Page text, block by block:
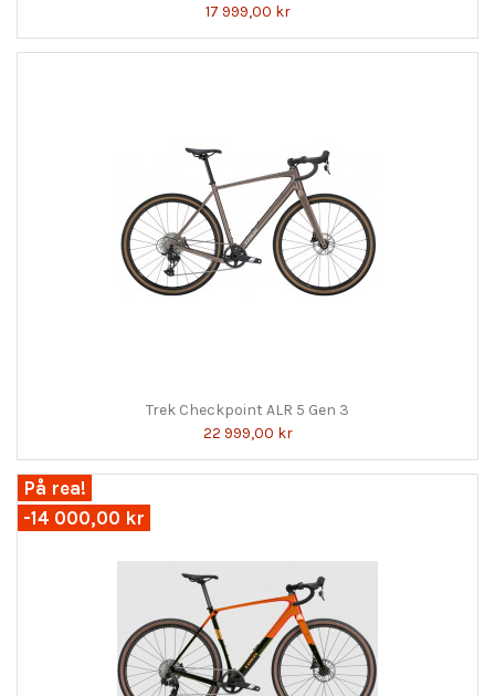
17 999,00 kr
Trek Checkpoint ALR 5 Gen 3
22 999,00 kr
På rea!
-14 000,00 kr